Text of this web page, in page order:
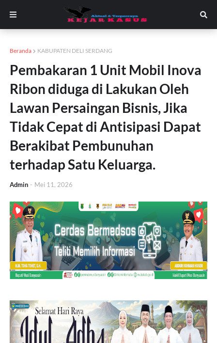
Beranda KABUPATEN DELI SERDANG
Pembakaran 1 Unit Mobil Inova
Ribon diduga di Lakukan Oleh
Lawan Persaingan Bisnis, Jika
Tidak Cepat di Antisipasi Dapat
Berakibat Pembunuhan
terhadap Satu Keluarga.
Admin - Mei 11, 2026